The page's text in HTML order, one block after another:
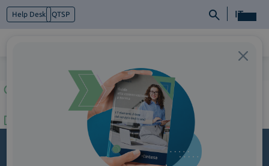
Help Desk QTSP IT
Cosa facciamo
2_Gestione-workflow-approvativi